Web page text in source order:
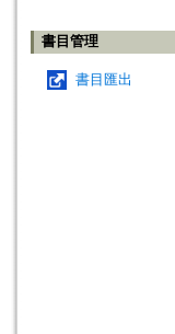
書目管理
書目匯出